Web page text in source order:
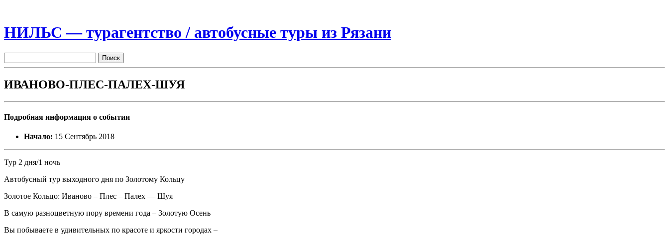
НИЛЬС — турагентство / автобусные туры из Рязани
ИВАНОВО-ПЛЕС-ПАЛЕХ-ШУЯ
Подробная информация о событии
Начало: 15 Сентябрь 2018
Тур 2 дня/1 ночь
Автобусный тур выходного дня по Золотому Кольцу
Золотое Кольцо: Иваново – Плес – Палех — Шуя
В самую разноцветную пору времени года – Золотую Осень
Вы побываете в удивительных по красоте и яркости городах –